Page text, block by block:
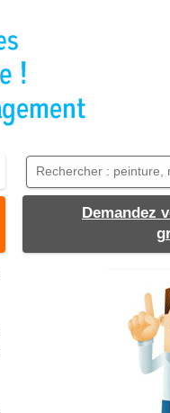
Demandez